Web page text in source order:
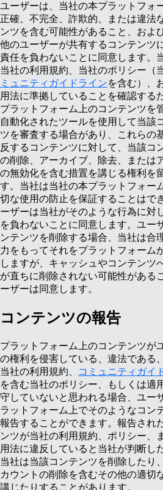
ユーザーは、当社の本プラットフォ
正確、不完全、詐欺的、または違法
ンツを含む可能性があること、およ
他のユーザーが共有するコンテンツ
責任を負わないことに同意します。
当社の利用規約、当社のポリシー（
ミュニティガイドラインを含む）、
用法に準拠していることを確認する
プラットフォーム上のコンテンツを
自動化されたツールを使用して当該
ツを審査する場合があり、これらの
反するコンテンツに対して、当該コ
の削除、アーカイブ、除去、または
の無効化を含む措置を講じる権利を
す。当社は当社の本プラットフォー
切な使用の防止を保証することはで
ーザーは当社がそのような行為に対
を負わないことに同意します。ユー
ンテンツを削除する場合、当社は合
力をもってそれをプラットフォーム
しますが、キャッシュやコンテンツ
が直ちに削除されない可能性がある
ーザーは同意します。
コンテンツの報告
プラットフォーム上のコンテンツが
の権利を侵害している、違法である
当社の利用規約、
コミュニティガイ
を含む当社のポリシー、もしくは適
守していないと思われる場合、ユー
ラットフォーム上でそのようなコン
報告することができます。報告され
ンツが当社の利用規約、ポリシー、
用法に違反していると当社が判断し
当社は当該コンテンツを削除したり
カウントの削除を含むその他の適切
講じたりすることがあります。